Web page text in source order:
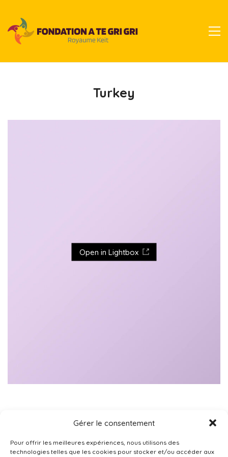
Gérer le consentement
Pour offrir les meilleures expériences, nous utilisons des
technologies telles que les cookies pour stocker et/ou accéder aux
Turkey
Open in Lightbox